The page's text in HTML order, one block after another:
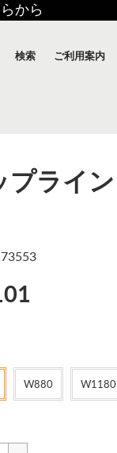
から
検索 ご利用案内
プライ
W880 W1180